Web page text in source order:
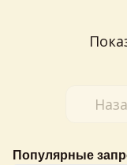
Популярные